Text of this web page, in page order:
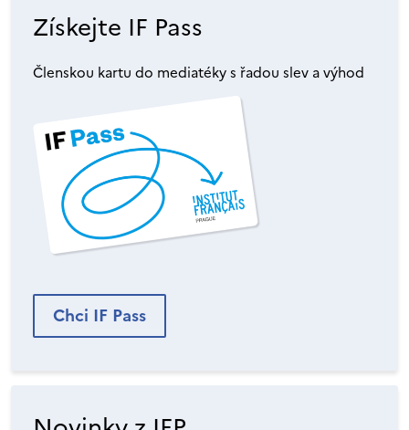
Získejte IF Pass
Členskou kartu do mediatéky s řadou slev a výhod
Chci IF Pass